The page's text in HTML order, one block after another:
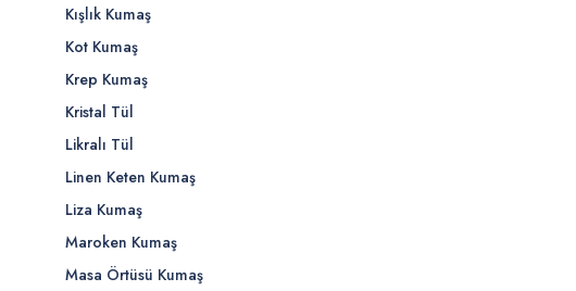
Kışlık Kumaş
Kot Kumaş
Krep Kumaş
Kristal Tül
Likralı Tül
Linen Keten Kumaş
Liza Kumaş
Maroken Kumaş
Masa Örtüsü Kumaş